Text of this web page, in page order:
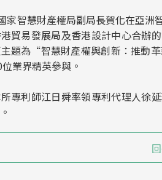
家智慧財產權局副局長賀化在亞洲
貿易發展局及香港設計中心合
題為“智慧財產權與創新：推動
業界精英參與。
專利師江日舜率領專利代理人徐